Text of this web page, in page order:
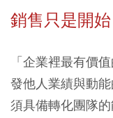
銷售只是開
「企業裡最有價
發他人業績與動
須具備轉化團隊